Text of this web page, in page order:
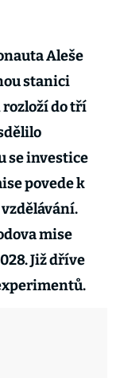
Aleše
stanici
do tří
se investice
povede k
mise
Již dříve